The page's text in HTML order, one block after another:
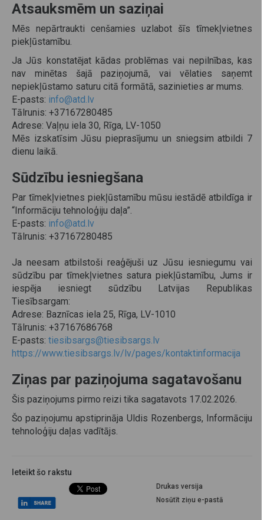
Atsauksmēm un saziņai
Mēs nepārtraukti cenšamies uzlabot šīs tīmekļvietnes
piekļūstamību.
Ja Jūs konstatējat kādas problēmas vai nepilnības, kas
nav minētas šajā paziņojumā, vai vēlaties saņemt
nepiekļūstamo saturu citā formātā, sazinieties ar mums.
E-pasts: info@atd.lv
Tālrunis: +37167280485
Adrese: Vaļņu iela 30, Rīga, LV-1050
Mēs izskatīsim Jūsu pieprasījumu un sniegsim atbildi 7
dienu laikā.
Sūdzību iesniegšana
Par tīmekļvietnes piekļūstamību mūsu iestādē atbildīga ir
“Informāciju tehnoloģiju daļa”.
E-pasts: info@atd.lv
Tālrunis: +37167280485
Ja neesam atbilstoši reaģējuši uz Jūsu iesniegumu vai
sūdzību par tīmekļvietnes satura piekļūstamību, Jums ir
iespēja iesniegt sūdzību Latvijas Republikas
Tiesībsargam:
Adrese: Baznīcas iela 25, Rīga, LV-1010
Tālrunis: +37167686768
E-pasts: tiesibsargs@tiesibsargs.lv
https://www.tiesibsargs.lv/lv/pages/kontaktinformacija
Ziņas par paziņojuma sagatavošanu
Šis paziņojums pirmo reizi tika sagatavots 17.02.2026.
Šo paziņojumu apstiprināja Uldis Rozenbergs, Informāciju
tehnoloģiju daļas vadītājs.
Ieteikt šo rakstu
Drukas versija
Nosūtīt ziņu e-pastā